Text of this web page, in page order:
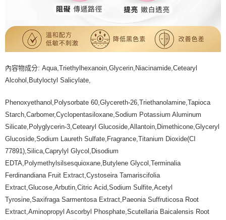
內容物成分: Aqua,Triethylhexanoin,Glycerin,Niacinamide,Cetearyl
Alcohol,Butyloctyl Salicylate,
Phenoxyethanol,Polysorbate 60,Glycereth-26,Triethanolamine,Tapioca
Starch,Carbomer,Cyclopentasiloxane,Sodium Potassium Aluminum
Silicate,Polyglycerin-3,Cetearyl Glucoside,Allantoin,Dimethicone,Glyceryl
Glucoside,Sodium Laureth Sulfate,Fragrance,Titanium Dioxide(CI
77891),Silica,Caprylyl Glycol,Disodium
EDTA,Polymethylsilsesquioxane,Butylene Glycol,Terminalia
Ferdinandiana Fruit Extract,Cystoseira Tamariscifolia
Extract,Glucose,Arbutin,Citric Acid,Sodium Sulfite,Acetyl
Tyrosine,Saxifraga Sarmentosa Extract,Paeonia Suffruticosa Root
Extract,Aminopropyl Ascorbyl Phosphate,Scutellaria Baicalensis Root